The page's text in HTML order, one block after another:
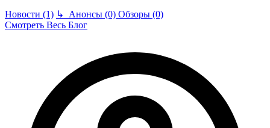
Новости (1) ↳ Анонсы (0) Обзоры (0)
Смотреть Весь Блог